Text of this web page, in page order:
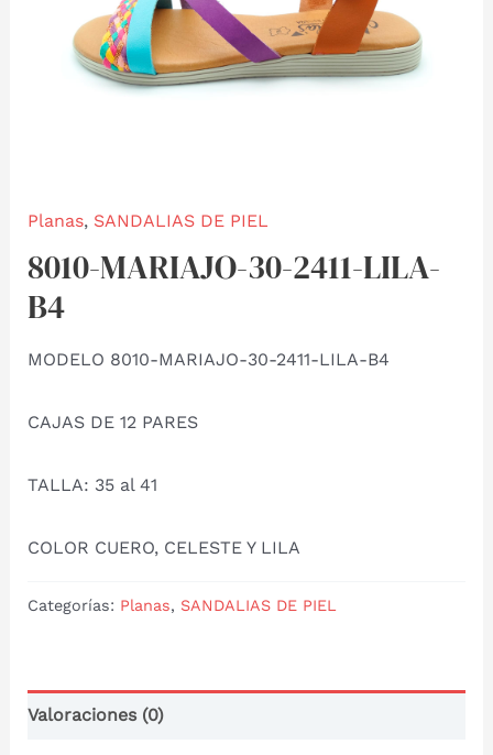
Planas, SANDALIAS DE PIEL
8010-MARIAJO-30-2411-LILA-
B4
MODELO 8010-MARIAJO-30-2411-LILA-B4
CAJAS DE 12 PARES
TALLA: 35 al 41
COLOR CUERO, CELESTE Y LILA
Categorías: Planas, SANDALIAS DE PIEL
Valoraciones (0)